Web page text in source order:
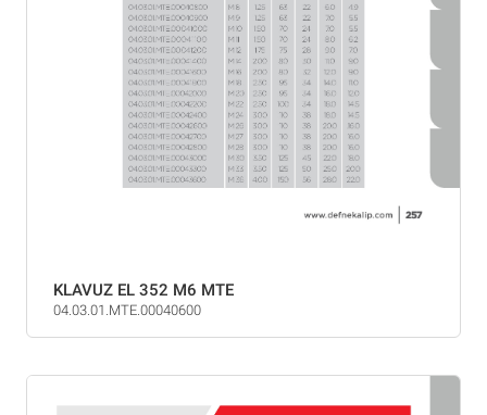
KLAVUZ EL 352 M6 MTE
04.03.01.MTE.00040600